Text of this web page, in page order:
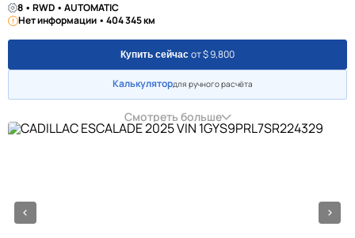
8 • RWD • AUTOMATIC
Нет информации • 404 345 км
Купить сейчас от $ 9,800
Калькулятордля ручного расчёта
Смотреть больше